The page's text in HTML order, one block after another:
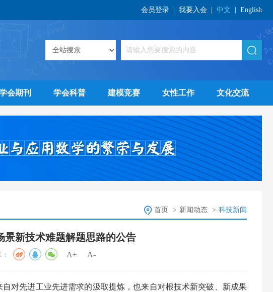
会员登录 我要入会 中文 English
会期刊 学会科普 建模竞赛 女性工作 文化交流
首页 > 新闻动态 > 科技新闻
景新技术难题解题思路的公告
A+ A-
对先进工业先进需求的汲取提炼，也来自对根技术新突破、新成果